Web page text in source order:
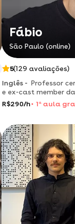
Fábio
São Paulo (online)
5(129 avaliações)
Inglês - Professor
e ex-cast member
inglês para alunos de
R$290/h 1 a aula